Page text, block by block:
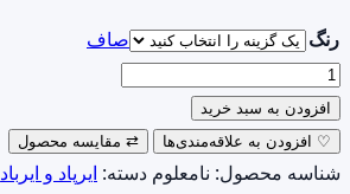
رنگ
صاف
ایرپاد
بی‌سیم
مدل
PHB3223
افزودن به سبد خرید
♡ افزودن به علاقه‌مندی‌ها ⇄ مقایسه محصول
شناسه محصول: نامعلوم دسته: ایرپاد و ایرباد